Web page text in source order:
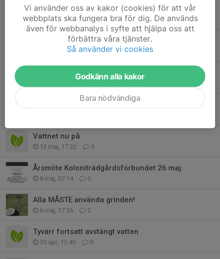
Tidigare nyheter
Odla med Maj-Lis
20 jul, 18:29 0
Viktigt: rensa och kom igång med odling
Inspektioner och klippa gräs
Vattnet nu på
13 maj, 17:22 5
Årsmöte Koloniträdgårdsförbundet 26 maj
8 maj, 07:14 0
Alla MÅSTE använda grinden!
6 maj, 17:26 2
Tyvärr fortsatt avstängt vatten
30 apr, 13:40 0
Vi använder oss av kakor (cookies) för att vår
webbplats ska fungera bra för dig. De används
även för webbanalys i syfte att hjälpa oss att
förbättra våra tjänster.
Så använder vi cookies
Godkänn alla kakor
Bara nödvändiga